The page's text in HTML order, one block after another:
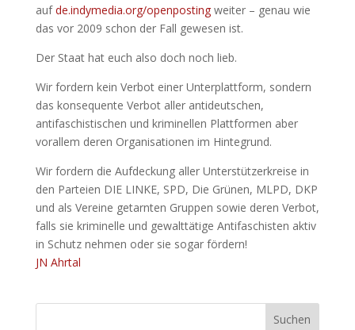
aufde.indymedia.org/openpostingweiter – genau wie
das vor 2009 schon der Fall gewesen ist.
Der Staat hat euch also doch noch lieb.
Wir fordern kein Verbot einer Unterplattform, sondern
das konsequente Verbot aller antideutschen,
antifaschistischen und kriminellen Plattformen aber
vorallem deren Organisationen im Hintegrund.
Wir fordern die Aufdeckung aller Unterstützerkreise in
den Parteien DIE LINKE, SPD, Die Grünen, MLPD, DKP
und als Vereine getarnten Gruppen sowie deren Verbot,
falls sie kriminelle und gewalttätige Antifaschisten aktiv
in Schutz nehmen oder sie sogar fördern!
JN Ahrtal